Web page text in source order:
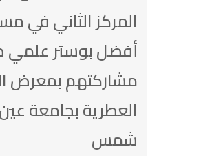
المركز الثاني في
أفضل بوستر
مشاركتهم بمعرض
العطرية بجامعة عين
شمس